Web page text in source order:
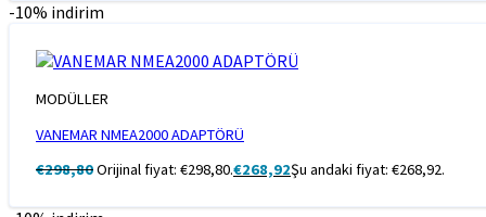
-10% indirim
MODÜLLER
VANEMAR NMEA2000 ADAPTÖRÜ
€298,80Orijinal fiyat: €298,80.€268,92Şu andaki fiyat: €268,92.